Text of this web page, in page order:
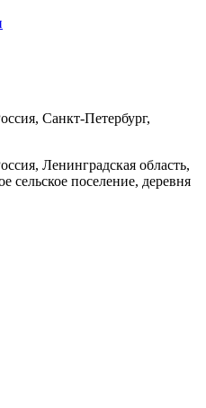
Санкт-Петербург,
Ленинградская область,
сельское поселение, деревня